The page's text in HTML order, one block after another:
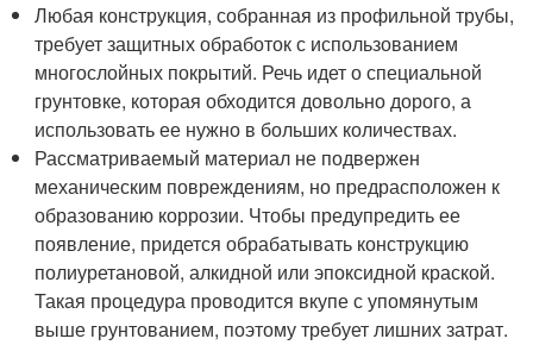
Любая конструкция, собранная из профильной трубы,
требует защитных обработок с использованием
многослойных покрытий. Речь идет о специальной
грунтовке, которая обходится довольно дорого, а
использовать ее нужно в больших количествах.
Рассматриваемый материал не подвержен
механическим повреждениям, но предрасположен к
образованию коррозии. Чтобы предупредить ее
появление, придется обрабатывать конструкцию
полиуретановой, алкидной или эпоксидной краской.
Такая процедура проводится вкупе с упомянутым
выше грунтованием, поэтому требует лишних затрат.